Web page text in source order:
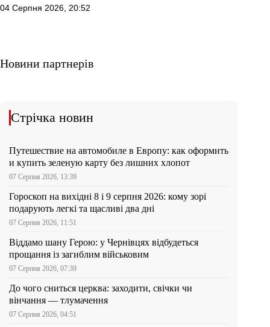
04 Серпня 2026, 20:52
Новини партнерів
Стрічка новин
Путешествие на автомобиле в Европу: как оформить
и купить зеленую карту без лишних хлопот
07 Серпня 2026, 13:39
Гороскоп на вихідні 8 і 9 серпня 2026: кому зорі
подарують легкі та щасливі два дні
07 Серпня 2026, 11:51
Віддамо шану Герою: у Чернівцях відбудеться
прощання із загиблим військовим
07 Серпня 2026, 07:39
До чого сниться церква: заходити, свічки чи
вінчання — тлумачення
07 Серпня 2026, 04:51